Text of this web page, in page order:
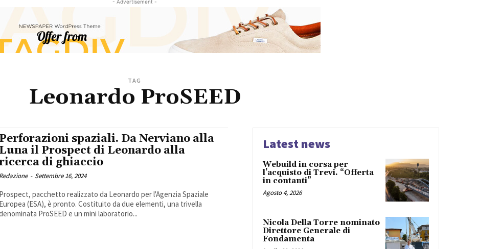
- Advertisement -
TAG
Leonardo ProSEED
Perforazioni spaziali. Da Nerviano alla
Luna il Prospect di Leonardo alla
di ghiaccio
Redazione - Settembre 16, 2024
Prospect, pacchetto realizzato da Leonardo per l'Agenzia Spaziale
Europea (ESA), è pronto. Costituito da due elementi, una trivella
ProSEED e un mini laboratorio...
Latest news
Webuild in corsa per
l’acquisto di Trevi. “Offerta
in contanti”
Agosto 4, 2026
Nicola Della Torre nominato
Direttore Generale di
Fondamenta